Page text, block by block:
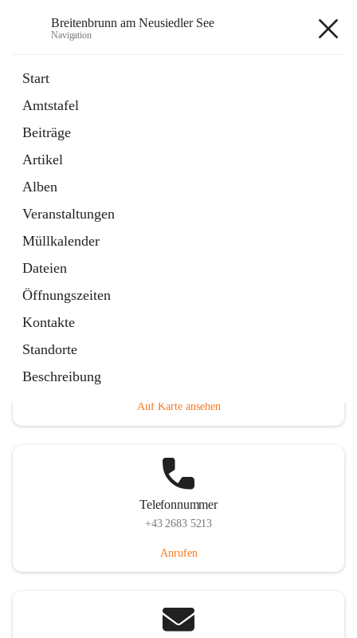
Breitenbrunn am Neusiedler See
Navigation
Start
Amtstafel
Beiträge
Artikel
Alben
Veranstaltungen
Müllkalender
Dateien
Öffnungszeiten
Kontakte
Standorte
Beschreibung
18 Schnellzugriffe
Gemeindeservice
Auf Karte ansehen
Telefonnummer
+43 2683 5213
Anrufen